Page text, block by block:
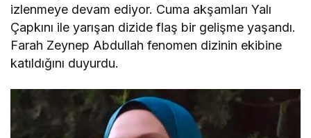
izlenmeye devam ediyor. Cuma akşamları Yalı
Çapkını ile yarışan dizide flaş bir gelişme yaşandı.
Farah Zeynep Abdullah fenomen dizinin ekibine
katıldığını duyurdu.